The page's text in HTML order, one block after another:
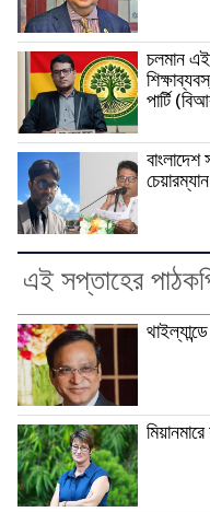
চলমান
পার্টি
বাংলাদেশ
এই সপ্তাহের